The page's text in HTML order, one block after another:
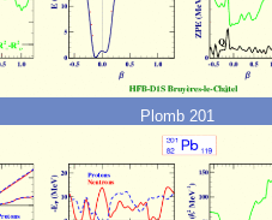
Plomb 201